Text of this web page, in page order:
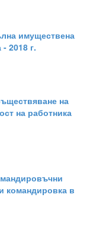
имуществена
2018 г.
на
на работника
командировка в